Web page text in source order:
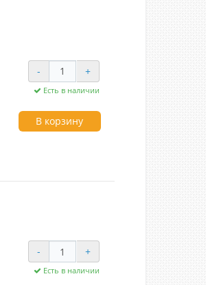
- +
Есть в наличии
В корзину
- +
Есть в наличии